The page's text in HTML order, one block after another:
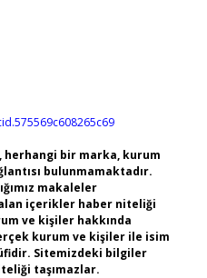
bir marka, kurum
bulunmamaktadır.
makaleler
içerikler haber niteliği
ve kişiler hakkında
kurum ve kişiler ile isim
Sitemizdeki bilgiler
taşımazlar.